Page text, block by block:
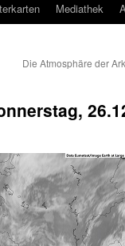
Mediathek
Die Atmosphäre der